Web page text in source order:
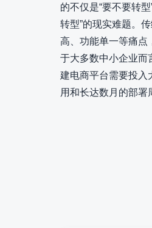
的不仅是“要不要转
转型”的现实难题。
高、功能单一等痛点
于大多数中小企业而
建电商平台需要投入
用和长达数月的部署